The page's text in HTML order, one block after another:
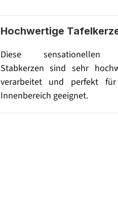
Hochwertige
Diese sensationellen
Stabkerzen sind sehr
verarbeitet und perfekt
Innenbereich geeignet.